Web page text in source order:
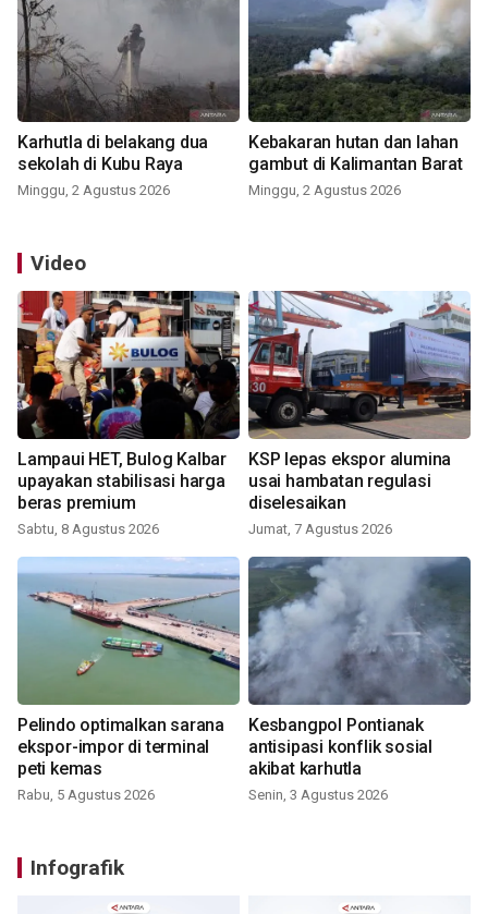
Karhutla di belakang dua
sekolah di Kubu Raya
Minggu, 2 Agustus 2026
Kebakaran hutan dan lahan
gambut di Kalimantan Barat
Minggu, 2 Agustus 2026
Video
Lampaui HET, Bulog Kalbar
upayakan stabilisasi harga
beras premium
Sabtu, 8 Agustus 2026
KSP lepas ekspor alumina
usai hambatan regulasi
diselesaikan
Jumat, 7 Agustus 2026
Pelindo optimalkan sarana
ekspor-impor di terminal
peti kemas
Rabu, 5 Agustus 2026
Kesbangpol Pontianak
antisipasi konflik sosial
akibat karhutla
Senin, 3 Agustus 2026
Infografik